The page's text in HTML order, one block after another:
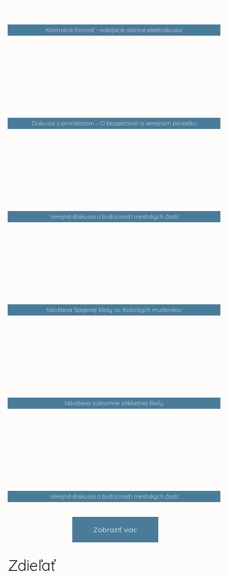
Kontrolná činnosť - nabíjacie stanice elektrobusov
Diskusia s primátorom – O bezpečnosti a verejnom poriadku
Verejná diskusia o budúcnosti mestských častí
Návšteva Spojenej školy sv. Košických mučeníkov
Návšteva súkromne základnej školy
Verejná diskusia o budúcnosti mestských častí
Zobraziť viac
Zdieľať